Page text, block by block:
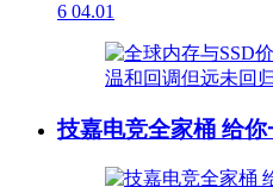
6 04.01
技嘉电竞全家桶 给